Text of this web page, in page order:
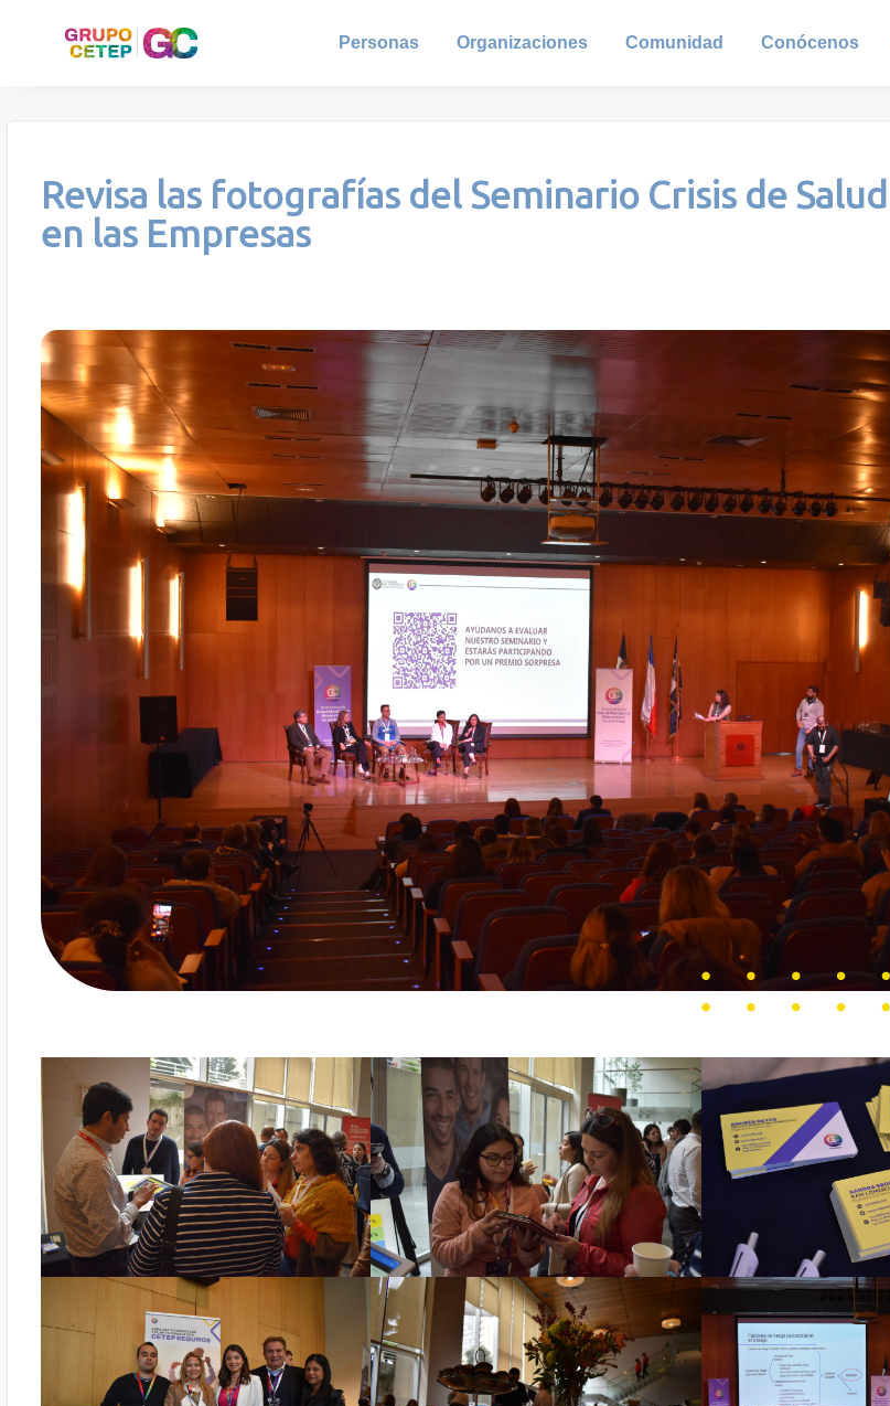
Personas Organizaciones Comunidad Conócenos
Revisa las fotografías del Seminario Crisis de
en las Empresas